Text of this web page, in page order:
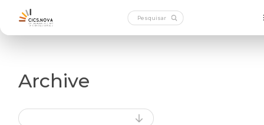
Archive